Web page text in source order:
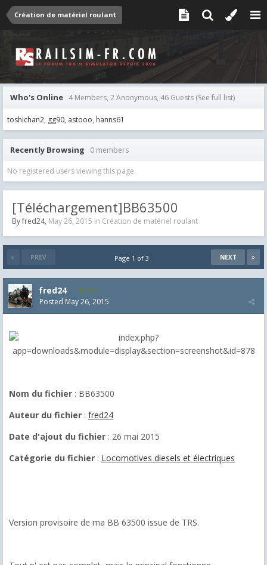
Création de matériel roulant
Who's Online 4 Members, 2 Anonymous, 46 Guests (See full list)
toshichan2 gg90 astooo hanns61
Recently Browsing 0 members
No registered users viewing this page.
[Téléchargement]BB63500
Byfred24, May 26, 2015 in Création de matériel roulant
PREV NEXT
Page 1 of 3
fred24 187
Posted May 26, 2015
Nom du fichier : BB63500
Auteur du fichier : fred24
Date d'ajout du fichier : 26 mai 2015
Catégorie du fichier : Locomotives diesels et électriques
Version provisoire de ma BB 63500 issue de TRS.